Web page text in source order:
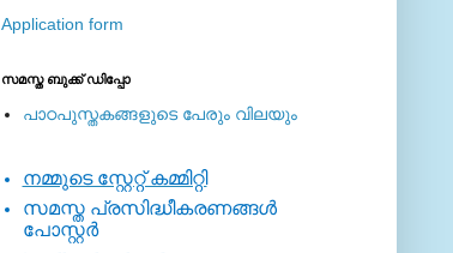
Application form
സമസ്ത ബുക്ക് ഡിപ്പോ
പാഠപുസ്തകങ്ങളുടെ പേരും വിലയും
നമ്മുടെ സ്റ്റേറ്റ് കമ്മിറ്റി
സമസ്ത പ്രസിദ്ധീകരണങ്ങള്‍
പോസ്റ്റര്‍